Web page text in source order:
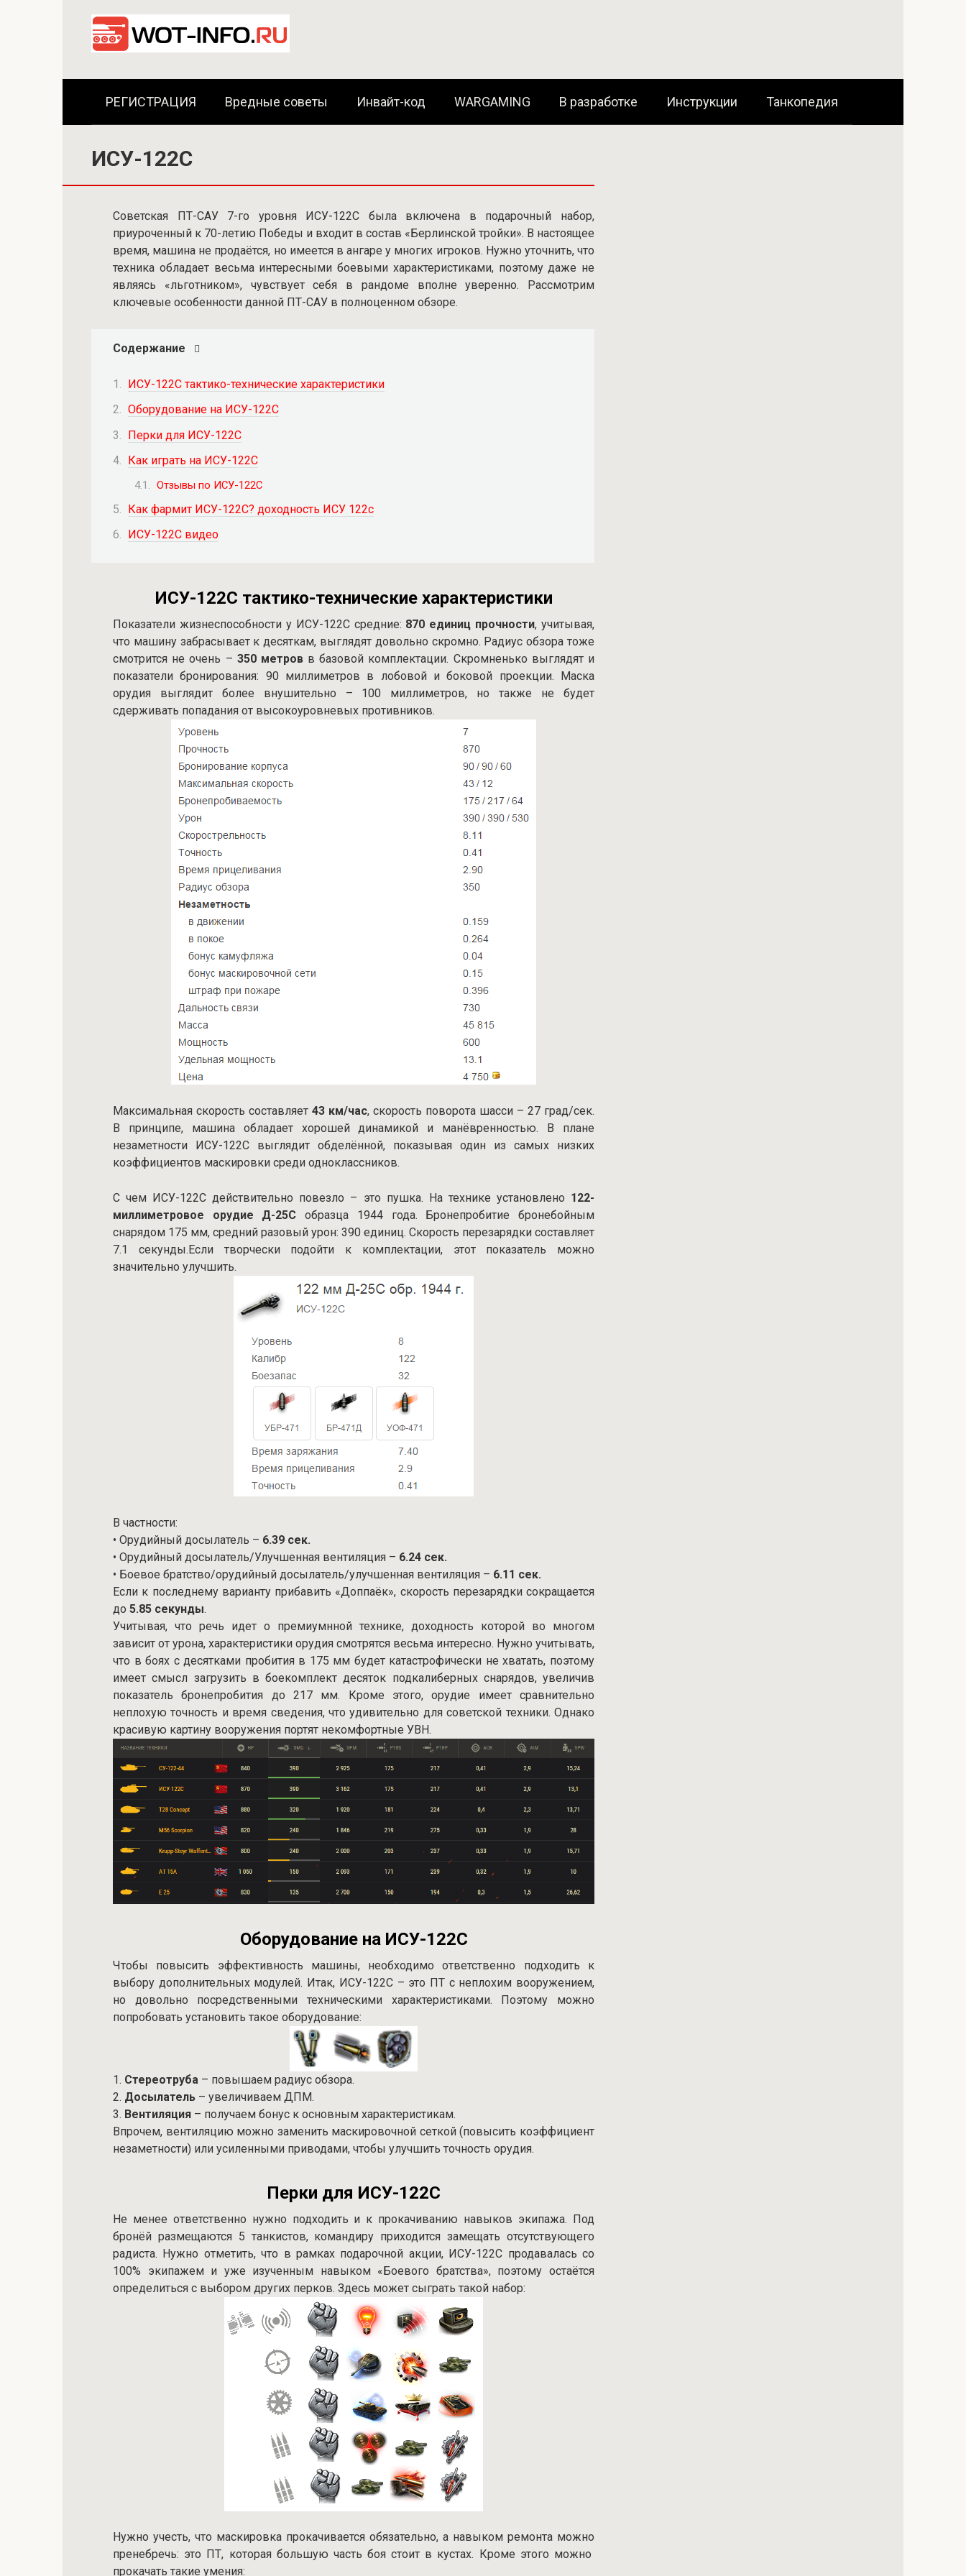
контенту
РЕГИСТРАЦИЯ Вредные советы Инвайт-код WARGAMING В разработке Инструкции Танкопедия
ИСУ-122С
Советская ПТ-САУ 7-го уровня ИСУ-122С была включена в подарочный набор,
приуроченный к 70-летию Победы и входит в состав «Берлинской тройки». В настоящее
время, машина не продаётся, но имеется в ангаре у многих игроков. Нужно уточнить, что
техника обладает весьма интересными боевыми характеристиками, поэтому даже не
являясь «льготником», чувствует себя в рандоме вполне уверенно. Рассмотрим
ключевые особенности данной ПТ-САУ в полноценном обзоре.
Содержание
ИСУ-122С тактико-технические характеристики
Оборудование на ИСУ-122С
Перки для ИСУ-122С
Как играть на ИСУ-122С
Отзывы по ИСУ-122С
Как фармит ИСУ-122С? доходность ИСУ 122с
ИСУ-122С видео
ИСУ-122С тактико-технические характеристики
Показатели жизнеспособности у ИСУ-122С средние: 870 единиц прочности, учитывая,
что машину забрасывает к десяткам, выглядят довольно скромно. Радиус обзора тоже
смотрится не очень – 350 метровв базовой комплектации. Скромненько выглядят и
показатели бронирования: 90 миллиметров в лобовой и боковой проекции. Маска
орудия выглядит более внушительно – 100 миллиметров, но также не будет
сдерживать попадания от высокоуровневых противников.
Максимальная скорость составляет 43 км/час, скорость поворота шасси – 27 град/сек.
В принципе, машина обладает хорошей динамикой и манёвренностью. В плане
незаметности ИСУ-122С выглядит обделённой, показывая один из самых низких
коэффициентов маскировки среди одноклассников.
С чем ИСУ-122С действительно повезло – это пушка. На технике установлено 122-
миллиметровое орудие Д-25С образца 1944 года. Бронепробитие бронебойным
снарядом 175 мм, средний разовый урон: 390 единиц. Скорость перезарядки составляет
7.1 секунды.Если творчески подойти к комплектации, этот показатель можно
значительно улучшить.
В частности:
• Орудийный досылатель – 6.39 сек.
• Орудийный досылатель/Улучшенная вентиляция – 6.24 сек.
• Боевое братство/орудийный досылатель/улучшенная вентиляция – 6.11 сек.
Если к последнему варианту прибавить «Доппаёк», скорость перезарядки сокращается
до 5.85 секунды.
Учитывая, что речь идет о премиумнной технике, доходность которой во многом
зависит от урона, характеристики орудия смотрятся весьма интересно. Нужно учитывать,
что в боях с десятками пробития в 175 мм будет катастрофически не хватать, поэтому
имеет смысл загрузить в боекомплект десяток подкалиберных снарядов, увеличив
показатель бронепробития до 217 мм. Кроме этого, орудие имеет сравнительно
неплохую точность и время сведения, что удивительно для советской техники. Однако
красивую картину вооружения портят некомфортные УВН.
Оборудование на ИСУ-122С
Чтобы повысить эффективность машины, необходимо ответственно подходить к
выбору дополнительных модулей. Итак, ИСУ-122С – это ПТ с неплохим вооружением,
но довольно посредственными техническими характеристиками. Поэтому можно
попробовать установить такое оборудование:
1. Стереотруба – повышаем радиус обзора.
2. Досылатель – увеличиваем ДПМ.
3. Вентиляция – получаем бонус к основным характеристикам.
Впрочем, вентиляцию можно заменить маскировочной сеткой (повысить коэффициент
незаметности) или усиленными приводами, чтобы улучшить точность орудия.
Перки для ИСУ-122С
Не менее ответственно нужно подходить и к прокачиванию навыков экипажа. Под
бронёй размещаются 5 танкистов, командиру приходится замещать отсутствующего
радиста. Нужно отметить, что в рамках подарочной акции, ИСУ-122С продавалась со
100% экипажем и уже изученным навыком «Боевого братства», поэтому остаётся
определиться с выбором других перков. Здесь может сыграть такой набор:
Нужно учесть, что маскировка прокачивается обязательно, а навыком ремонта можно
пренебречь: это ПТ, которая большую часть боя стоит в кустах. Кроме этого можно
прокачать такие умения: